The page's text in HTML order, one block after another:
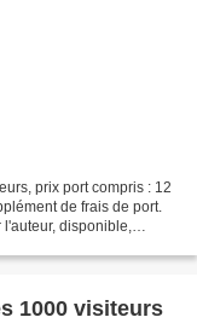
prix port compris : 12
de frais de port.
l'auteur, disponible,
1000 visiteurs